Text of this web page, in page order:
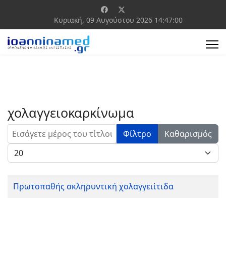
Κυριακή, 09 Αυγούστου 2026 14:47:00
χολαγγειοκαρκίνωμα
Εισάγετε μέρος του τίτλου. Φίλτρο
Καθαρισμός
Εμφάνιση #
Πρωτοπαθής σκληρυντική χολαγγειίτιδα